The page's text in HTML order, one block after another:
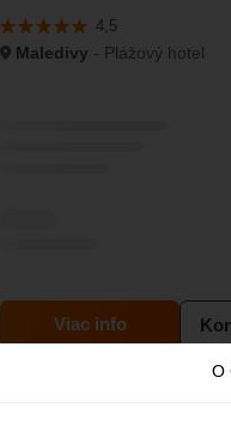
4,5
Maledivy - Plážový hotel
Viac info
O